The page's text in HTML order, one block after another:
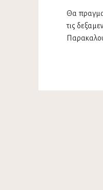
Θα
τις